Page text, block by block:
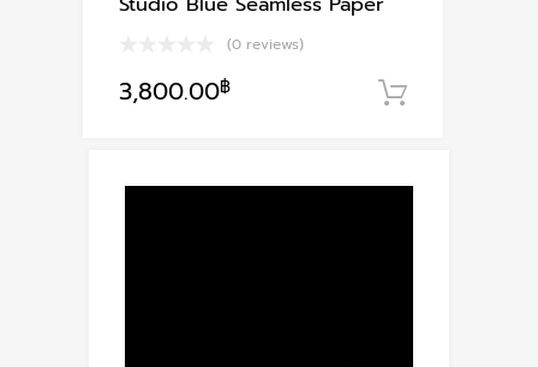
(0 reviews)
3,800.00฿